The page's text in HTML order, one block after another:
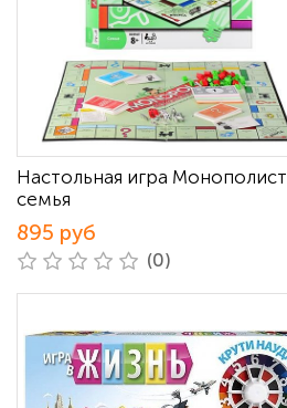
Настольная игра Монополист
семья
895 руб
(0)